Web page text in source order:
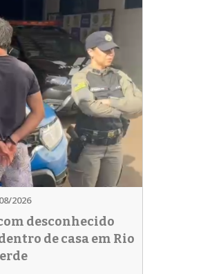
2026
desconhecido
de casa em Rio